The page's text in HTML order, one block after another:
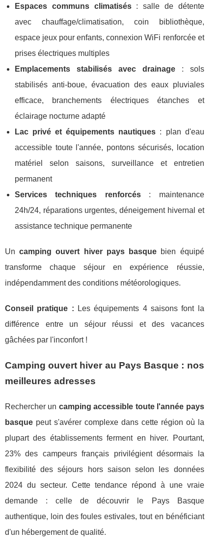
Espaces communs climatisés: salle de détente
avec chauffage/climatisation, coin bibliothèque,
espace jeux pour enfants, connexion WiFi renforcée et
prises électriques multiples
Emplacements stabilisés avec drainage: sols
stabilisés anti-boue, évacuation des eaux pluviales
efficace, branchements électriques étanches et
éclairage nocturne adapté
Lac privé et équipements nautiques : plan d'eau
accessible toute l'année, pontons sécurisés, location
matériel selon saisons, surveillance et entretien
permanent
Services techniques renforcés: maintenance
24h/24, réparations urgentes, déneigement hivernal et
assistance technique permanente
Uncamping ouvert hiver pays basque bien équipé
transforme chaque séjour en expérience réussie,
indépendamment des conditions météorologiques.
Conseil pratique : Les équipements 4 saisons font la
différence entre un séjour réussi et des vacances
gâchées par l'inconfort !
Camping ouvert hiver au Pays Basque : nos
meilleures adresses
Rechercher un camping accessible toute l'année pays
basque peut s'avérer complexe dans cette région où la
plupart des établissements ferment en hiver. Pourtant,
23% des campeurs français privilégient désormais la
flexibilité des séjours hors saison selon les données
2024 du secteur. Cette tendance répond à une vraie
demande : celle de découvrir le Pays Basque
authentique, loin des foules estivales, tout en bénéficiant
d'un hébergement de qualité.